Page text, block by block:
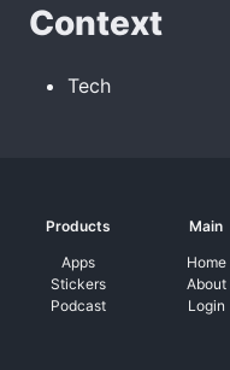
Context
Tech
Products
Apps
Stickers
Podcast
Main
Home
About
Login